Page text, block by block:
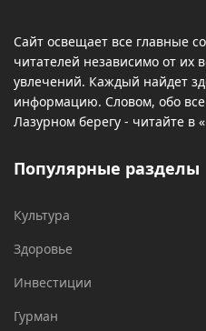
Сайт освещает все главные
читателей независимо от их
увлечений. Каждый найдет
информацию. Словом, обо
Лазурном берегу - читайте в
Популярные разделы
Культура
Здоровье
Инвестиции
Гурман